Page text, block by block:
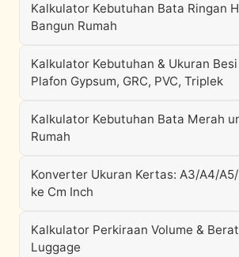
Kalkulator Kebutuhan Bata Ringan
Bangun Rumah
Kalkulator Kebutuhan & Ukuran
Plafon Gypsum, GRC, PVC, Triplek
Kalkulator Kebutuhan Bata Merah
Rumah
Konverter Ukuran Kertas: A3/A4/
ke Cm Inch
Kalkulator Perkiraan Volume &
Luggage